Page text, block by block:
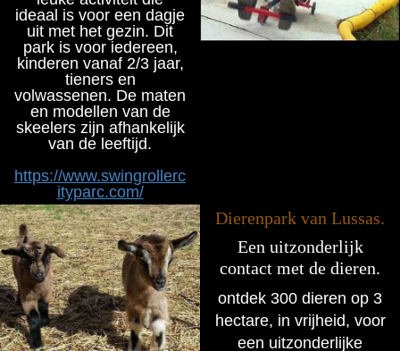
ideaal is voor een dagje
uit met het gezin. Dit
park is voor iedereen,
kinderen vanaf 2/3 jaar,
tieners en
volwassenen. De maten
en modellen van de
skeelers zijn afhankelijk
van de leeftijd.
https://www.swingrollerc
ityparc.com/
Dierenpark van Lussas.
Een uitzonderlijk
contact met de dieren.
ontdek 300 dieren op 3
hectare, in vrijheid, voor
een uitzonderlijke